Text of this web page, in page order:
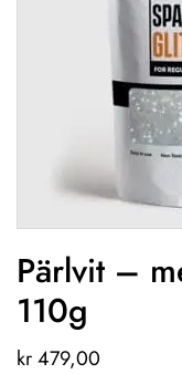
Pärlvit –
110g
kr479,00